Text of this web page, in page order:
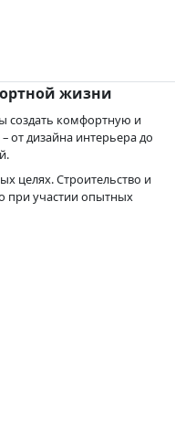
жизни
создать комфортную и
дизайна интерьера до
целях. Строительство и
при участии опытных